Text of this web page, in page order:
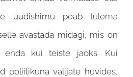
uudishimu peab tulema
avastada midagi, mis on
enda kui teiste jaoks. Kui
poliitikuna valijate huvides,